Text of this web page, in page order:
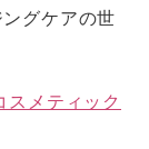
グケアの世
スメティック